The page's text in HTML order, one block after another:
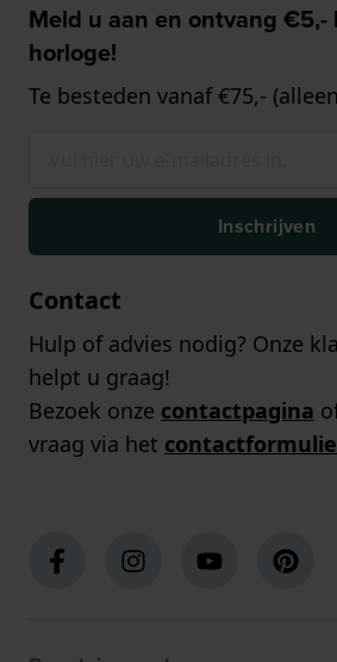
Meld u aan en ontvang
horloge!
Te besteden vanaf €75,-
Inschrijven
Contact
Hulp of advies nodig? Onze
helpt u graag!
Bezoek onze contactpagina
vraag via het